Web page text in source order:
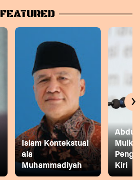
FEATURED
Islam Kontekstual
ala
Muhammadiyah
Abdul
Kiri
›